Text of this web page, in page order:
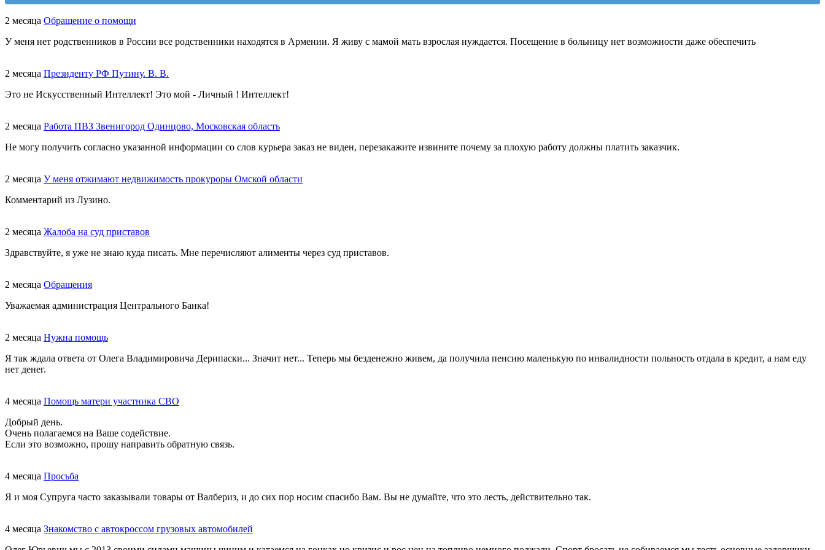
2 месяца Обращение о помощи
У меня нет родственников в России все родственники находятся в Армении. Я живу с мамой мать взрослая нуждается. Посещение в больницу нет возможности даже обеспечить
2 месяца Президенту РФ Путину. В. В.
Это не Искусственный Интеллект! Это мой - Личный ! Интеллект!
2 месяца Работа ПВЗ Звенигород Одинцово, Московская область
Не могу получить согласно указанной информации со слов курьера заказ не виден, перезакажите извините почему за плохую работу должны платить заказчик.
2 месяца У меня отжимают недвижимость прокуроры Омской области
Комментарий из Лузино.
2 месяца Жалоба на суд приставов
Здравствуйте, я уже не знаю куда писать. Мне перечисляют алименты через суд приставов.
2 месяца Обращения
Уважаемая администрация Центрального Банка!
2 месяца Нужна помощь
Я так ждала ответа от Олега Владимировича Дерипаски... Значит нет... Теперь мы безденежно живем, да получила пенсию маленькую по инвалидности польность отдала в кредит, а нам еду
нет денег.
4 месяца Помощь матери участника СВО
Добрый день.
Очень полагаемся на Ваше содействие.
Если это возможно, прошу направить обратную связь.
4 месяца Просьба
Я и моя Супруга часто заказывали товары от Валбериз, и до сих пор носим спасибо Вам. Вы не думайте, что это лесть, действительно так.
4 месяца Знакомство с автокроссом грузовых автомобилей